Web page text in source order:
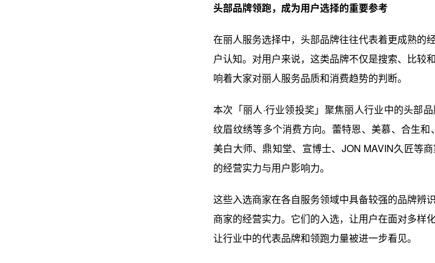
头部品牌领跑，成为用户选择的重要参考
在丽人服务选择中，头部品牌往往代表着更成熟的
户认知。对用户来说，这类品牌不仅是搜索、比较
响着大家对丽人服务品质和消费趋势的判断。
本次「丽人·行业领投奖」聚焦丽人行业中的头部
纹眉纹绣等多个消费方向。蕾特恩、美慕、合生
美白大师、鼎知堂、宣博士、JON MAVIN久匠等
的经营实力与用户影响力。
这些入选商家在各自服务领域中具备较强的品牌辨
商家的经营实力。它们的入选，让用户在面对多样
让行业中的代表品牌和领跑力量被进一步看见。